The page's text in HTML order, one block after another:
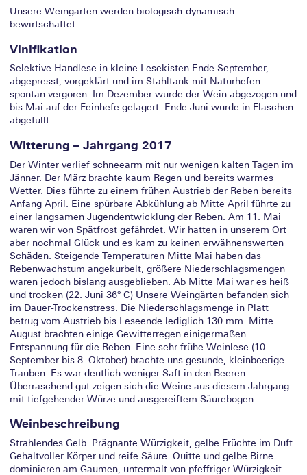
Unsere Weingärten werden biologisch-dynamisch
bewirtschaftet.
Vinifikation
Selektive Handlese in kleine Lesekisten Ende September,
abgepresst, vorgeklärt und im Stahltank mit Naturhefen
spontan vergoren. Im Dezember wurde der Wein abgezogen und
bis Mai auf der Feinhefe gelagert. Ende Juni wurde in Flaschen
abgefüllt.
Witterung – Jahrgang 2017
Der Winter verlief schneearm mit nur wenigen kalten Tagen im
Jänner. Der März brachte kaum Regen und bereits warmes
Wetter. Dies führte zu einem frühen Austrieb der Reben bereits
Anfang April. Eine spürbare Abkühlung ab Mitte April führte zu
einer langsamen Jugendentwicklung der Reben. Am 11. Mai
waren wir von Spätfrost gefährdet. Wir hatten in unserem Ort
aber nochmal Glück und es kam zu keinen erwähnenswerten
Schäden. Steigende Temperaturen Mitte Mai haben das
Rebenwachstum angekurbelt, größere Niederschlagsmengen
waren jedoch bislang ausgeblieben. Ab Mitte Mai war es heiß
und trocken (22. Juni 36° C) Unsere Weingärten befanden sich
im Dauer-Trockenstress. Die Niederschlagsmenge in Platt
betrug vom Austrieb bis Leseende lediglich 130 mm. Mitte
August brachten einige Gewitterregen einigermaßen
Entspannung für die Reben. Eine sehr frühe Weinlese (10.
September bis 8. Oktober) brachte uns gesunde, kleinbeerige
Trauben. Es war deutlich weniger Saft in den Beeren.
Überraschend gut zeigen sich die Weine aus diesem Jahrgang
mit tiefgehender Würze und ausgereiftem Säurebogen.
Weinbeschreibung
Strahlendes Gelb. Prägnante Würzigkeit, gelbe Früchte im Duft.
Gehaltvoller Körper und reife Säure. Quitte und gelbe Birne
dominieren am Gaumen, untermalt von pfeffriger Würzigkeit.